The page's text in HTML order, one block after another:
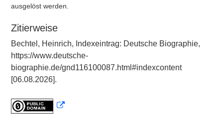
ausgelöst werden.
Zitierweise
Bechtel, Heinrich, Indexeintrag: Deutsche Biographie,
https://www.deutsche-
biographie.de/gnd116100087.html#indexcontent
[06.08.2026].